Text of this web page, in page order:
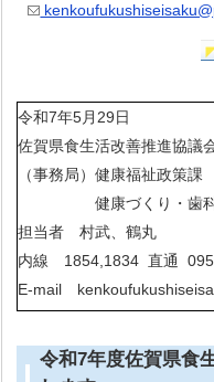
令和7年5月29日
佐賀県食生活改善推進協議
（事務局）健康福祉政策課
健康づくり・歯科
担当者 村武、鶴丸
内線 1854,1834 直通
E-mail
令和7年度佐賀県食